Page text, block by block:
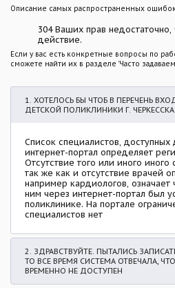
Описание самых распространенных
304 Ваших прав
действие.
Если у вас есть конкретные вопросы по
сможете найти их в разделе 'Часто
1. ХОТЕЛОСЬ БЫ ЧТОБ В ПЕРЕЧЕНЬ
ДЕТСКОЙ ПОЛИКЛИНИКИ Г. ЧЕРКЕССКА
Список специалистов, доступных
интернет-портал определяет
Отсутствие того или иного иного
так же как и отсутствие врачей
например кардиологов, означает
ним через интернет-портал был
поликлинике. На портале
специалистов нет
2. ЗДРАВСТВУЙТЕ. ПЫТАЛИСЬ
ТО ВСЕ ВРЕМЯ СИСТЕМА ОТВЕЧАЛА,
ВРЕМЕННО НЕ ДОСТУПЕН